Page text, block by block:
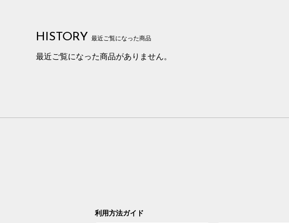
HISTORY 最近ご覧になった商品
最近ご覧になった商品がありません。
利用方法ガイド